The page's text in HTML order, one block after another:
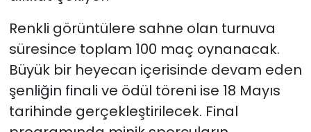
Renkli görüntülere sahne olan turnuva
süresince toplam 100 maç oynanacak.
Büyük bir heyecan içerisinde devam eden
şenliğin finali ve ödül töreni ise 18 Mayıs
tarihinde gerçekleştirilecek. Final